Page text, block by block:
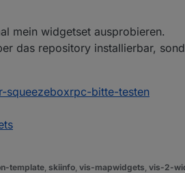
einseitige Kommunikation erlauben.
wieder die vorherige Playlist an der
kann eine .mp3 erstellen. Diese
mein widgetset ausprobieren.
das repository installierbar,
bitte-testen
template skiinfo vis-mapwidgets vis-2-